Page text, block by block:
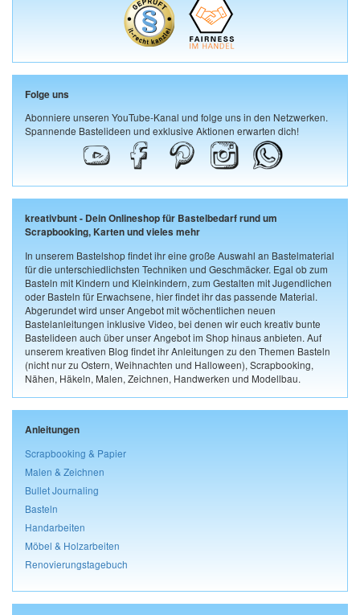
Folge uns
Abonniere unseren YouTube-Kanal und folge uns in den Netzwerken.
Spannende Bastelideen und exklusive Aktionen erwarten dich!
kreativbunt - Dein Onlineshop für Bastelbedarf rund um
Scrapbooking, Karten und vieles mehr
In unserem Bastelshop findet ihr eine große Auswahl an Bastelmaterial
für die unterschiedlichsten Techniken und Geschmäcker. Egal ob zum
Basteln mit Kindern und Kleinkindern, zum Gestalten mit Jugendlichen
oder Basteln für Erwachsene, hier findet ihr das passende Material.
Abgerundet wird unser Angebot mit wöchentlichen neuen
Bastelanleitungen inklusive Video, bei denen wir euch kreativ bunte
Bastelideen auch über unser Angebot im Shop hinaus anbieten. Auf
unserem kreativen Blog findet ihr Anleitungen zu den Themen Basteln
(nicht nur zu Ostern, Weihnachten und Halloween), Scrapbooking,
Nähen, Häkeln, Malen, Zeichnen, Handwerken und Modellbau.
Anleitungen
Scrapbooking & Papier
Malen & Zeichnen
Bullet Journaling
Basteln
Handarbeiten
Möbel & Holzarbeiten
Renovierungstagebuch